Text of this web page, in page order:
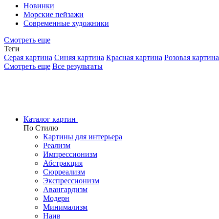
Новинки
Морские пейзажи
Современные художники
Смотреть еще
Теги
Серая картина Синяя картина Красная картина Розовая картина
Смотреть еще Все результаты
Каталог картин
По Стилю
Картины для интерьера
Реализм
Импрессионизм
Абстракция
Сюрреализм
Экспрессионизм
Авангардизм
Модерн
Минимализм
Наив